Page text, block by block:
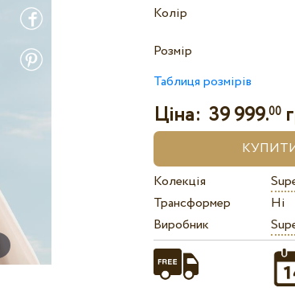
Колір
Розмір
Таблиця розмірів
Ціна:39 999.00
Колекція
Трансформер
Ні
Виробник